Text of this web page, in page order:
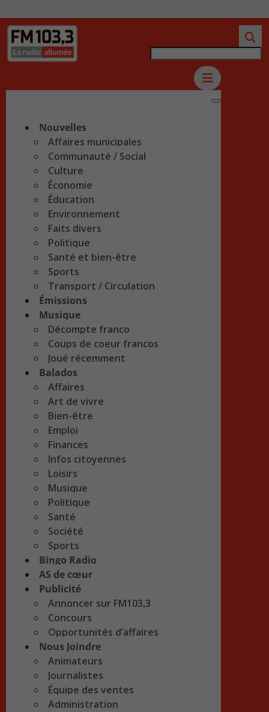
Nouvelles
Affaires municipales
Communauté / Social
Culture
Économie
Éducation
Environnement
Faits divers
Politique
Santé et bien-être
Sports
Transport / Circulation
Émissions
Musique
Décompte franco
Coups de coeur francos
Joué récemment
Balados
Affaires
Art de vivre
Bien-être
Emploi
Finances
Infos citoyennes
Loisirs
Musique
Politique
Santé
Société
Sports
Bingo Radio
AS de cœur
Publicité
Annoncer sur FM103,3
Concours
Opportunités d’affaires
Nous Joindre
Animateurs
Journalistes
Équipe des ventes
Administration